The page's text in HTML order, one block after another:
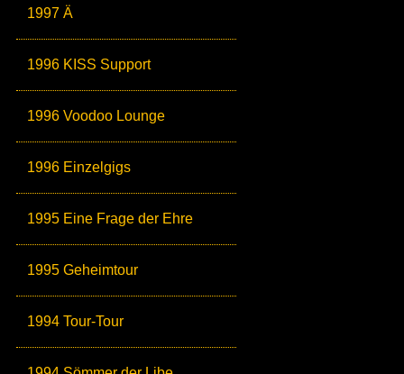
1997 Ä
1996 KISS Support
1996 Voodoo Lounge
1996 Einzelgigs
1995 Eine Frage der Ehre
1995 Geheimtour
1994 Tour-Tour